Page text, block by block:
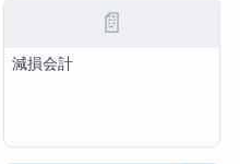
📄
減損会計